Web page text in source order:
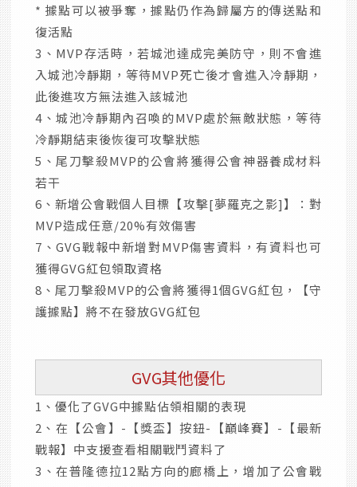
* 據點可以被爭奪，據點仍作為歸屬方的傳送點和
復活點
3、MVP存活時，若城池達成完美防守，則不會進
入城池冷靜期，等待MVP死亡後才會進入冷靜期，
此後進攻方無法進入該城池
4、城池冷靜期內召喚的MVP處於無敵狀態，等待
冷靜期結束後恢復可攻擊狀態
5、尾刀擊殺MVP的公會將獲得公會神器養成材料
若干
6、新增公會戰個人目標【攻擊[夢羅克之影]】：對
MVP造成任意/20%有效傷害
7、GVG戰報中新增對MVP傷害資料，有資料也可
獲得GVG紅包領取資格
8、尾刀擊殺MVP的公會將獲得1個GVG紅包，【守
護據點】將不在發放GVG紅包
GVG其他優化
1、優化了GVG中據點佔領相關的表現
2、在【公會】-【獎盃】按鈕-【巔峰賽】-【最新
戰報】中支援查看相關戰鬥資料了
3、在普隆德拉12點方向的廊橋上，增加了公會戰